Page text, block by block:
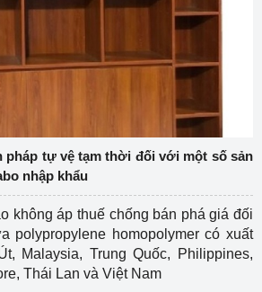
pháp tự vệ tạm thời đối với một số sản
nhập khẩu
không áp thuế chống bán phá giá đối
polypropylene homopolymer có xuất
Malaysia, Trung Quốc, Philippines,
Thái Lan và Việt Nam